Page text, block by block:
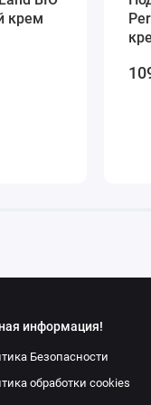
крем
информация!
Безопасности
обработки cookies